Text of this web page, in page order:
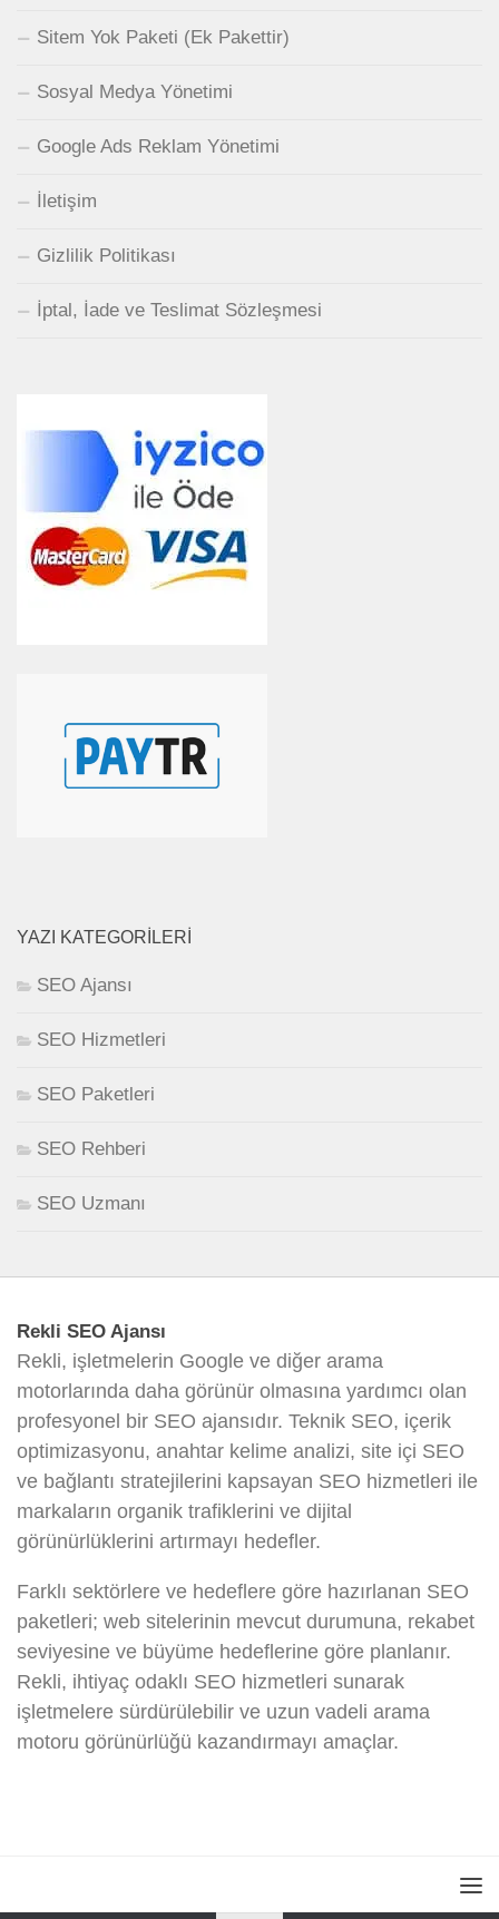
Sitem Yok Paketi (Ek Pakettir)
Sosyal Medya Yönetimi
Google Ads Reklam Yönetimi
İletişim
Gizlilik Politikası
İptal, İade ve Teslimat Sözleşmesi
YAZI KATEGORILERI
SEO Ajansı
SEO Hizmetleri
SEO Paketleri
SEO Rehberi
SEO Uzmanı
Rekli SEO Ajansı
Rekli, işletmelerin Google ve diğer arama
motorlarında daha görünür olmasına yardımcı olan
profesyonel bir SEO ajansıdır. Teknik SEO, içerik
optimizasyonu, anahtar kelime analizi, site içi SEO
ve bağlantı stratejilerini kapsayan SEO hizmetleri ile
markaların organik trafiklerini ve dijital
görünürlüklerini artırmayı hedefler.
Farklı sektörlere ve hedeflere göre hazırlanan SEO
paketleri; web sitelerinin mevcut durumuna, rekabet
seviyesine ve büyüme hedeflerine göre planlanır.
Rekli, ihtiyaç odaklı SEO hizmetleri sunarak
işletmelere sürdürülebilir ve uzun vadeli arama
motoru görünürlüğü kazandırmayı amaçlar.